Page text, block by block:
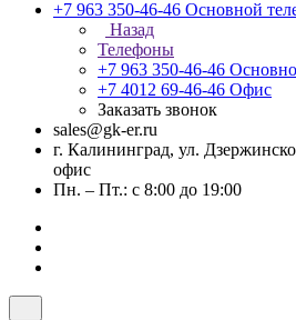
+7 963 350-46-46 Основной
Назад
Телефоны
+7 963 350-46-46
+7 4012 69-46-46 Офис
Заказать звонок
sales@gk-er.ru
г. Калининград, ул.
офис
Пн. – Пт.: с 8:00 до 19:00